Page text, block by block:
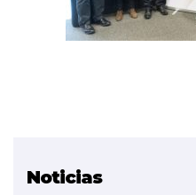
Noticias